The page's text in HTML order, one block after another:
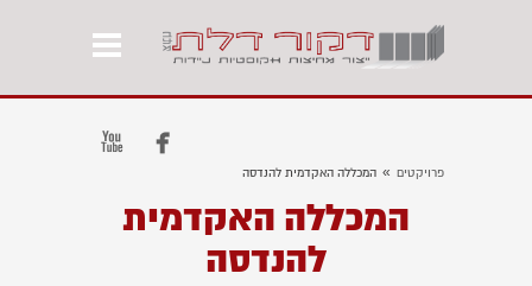


פרויקטים » המכללה האקדמית להנדסה
המכללה האקדמית
להנדסה